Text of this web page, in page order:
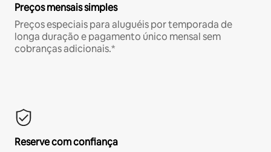
Preços mensais simples
Preços especiais para aluguéis por temporada de
longa duração e pagamento único mensal sem
cobranças adicionais.*
Reserve com confiança